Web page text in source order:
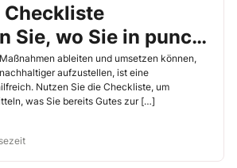
Sie, wo Sie in puncto
stehen
ableiten und umsetzen können,
aufzustellen, ist eine
Nutzen Sie die Checkliste, um
was Sie bereits Gutes zur […]